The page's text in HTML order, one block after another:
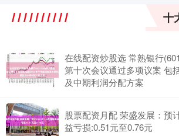
最专业股票配资论坛 蒂娜·斯普拉特太大胆，画
深深触及心灵深处
最专业股票配资论坛 在英国，有一位女艺术家
描绘女人的形象，她画面中的人物总是出其的
十
在线配资炒股选 常熟银行
第十次会议通过多项议案 包
及中期利润分配方案
股票配资月配 荣盛发展：预
益亏损:0.51元至0.76元